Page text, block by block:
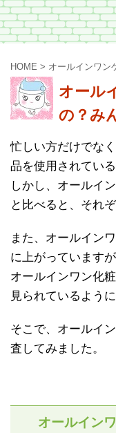
HOME > オールインワン
オール
の？み
忙しい方だけでな
品を使用されてい
しかし、オールイ
と比べると、それ
また、オールイン
に上がっていますが
オールインワン化
見られているように
そこで、オールイ
査してみました。
オールイン